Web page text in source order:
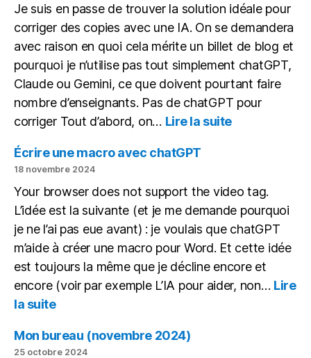
Je suis en passe de trouver la solution idéale pour
corriger des copies avec une IA. On se demandera
avec raison en quoi cela mérite un billet de blog et
pourquoi je n’utilise pas tout simplement chatGPT,
Claude ou Gemini, ce que doivent pourtant faire
nombre d’enseignants. Pas de chatGPT pour
corriger Tout d’abord, on… Lire la suite:
une
IA
en
local
Écrire une macro avec chatGPT
18 novembre 2024
Your browser does not support the video tag.
L’idée est la suivante (et je me demande pourquoi
je ne l’ai pas eue avant) : je voulais que chatGPT
m’aide à créer une macro pour Word. Et cette idée
est toujours la même que je décline encore et
encore (voir par exemple L’IA pour aider, non… Lire
la suite:
une
macro
Mon bureau (novembre 2024)
25 octobre 2024